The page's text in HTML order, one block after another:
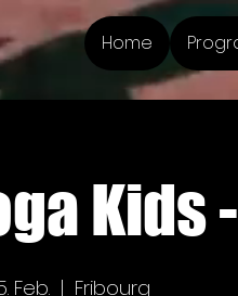
Home
Kids
Feb.
  |
Fribourg